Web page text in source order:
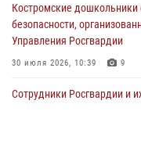
27 июля 2026, 07:11
Костромские дошкольники
безопасности,
Управления Росгвардии
30 июля 2026, 10:39 9
Cотрудники Росгвардии и